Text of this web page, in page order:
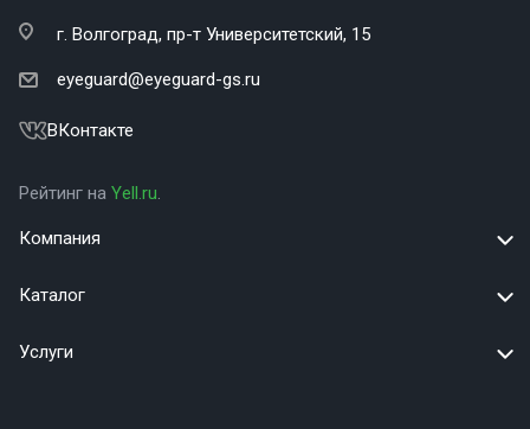
г. Волгоград, пр-т Университетский, 15
eyeguard@eyeguard-gs.ru
ВКонтакте
Рейтинг на Yell.ru.
Компания
Каталог
Услуги